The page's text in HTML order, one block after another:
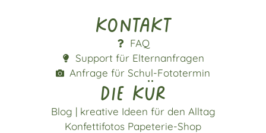
Kontakt
FAQ
Support für Elternanfragen
Anfrage für Schul-Fototermin
die kür
Blog | kreative Ideen für den Alltag
Konfettifotos Papeterie-Shop